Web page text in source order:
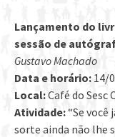
Lançamento do
sessão de
Gustavo Machado
Data e horário: 14/
Local:Café do Sesc
Atividade:“Se você
sorte ainda não lhe